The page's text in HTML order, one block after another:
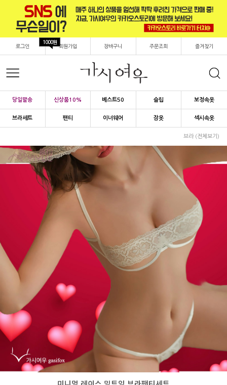
로그인 회원가입
1000원
장바구니 주문조회 즐겨찾기
당일발송 신상품10% 베스트50 슬립 보정속옷
브라세트 팬티 이너웨어 잠옷 섹시속옷
브라 (전체보기)